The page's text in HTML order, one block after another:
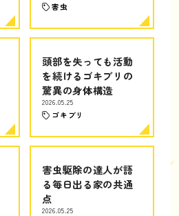
害虫
頭部を失っても活動
を続けるゴキブリの
驚異の身体構造
2026.05.25
ゴキブリ
害虫駆除の達人が語
る毎日出る家の共通
点
2026.05.25